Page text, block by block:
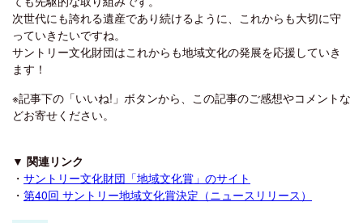
次世代にも誇れる遺産であり続けるように、これからも大切に守
っていきたいですね。
サントリー文化財団はこれからも地域文化の発展を応援していき
ます！
※記事下の「いいね!」ボタンから、この記事のご感想やコメントな
どお寄せください。
▼ 関連リンク
・ サントリー文化財団「地域文化賞」のサイト
・ 第40回 サントリー地域文化賞決定（ニュースリリース）